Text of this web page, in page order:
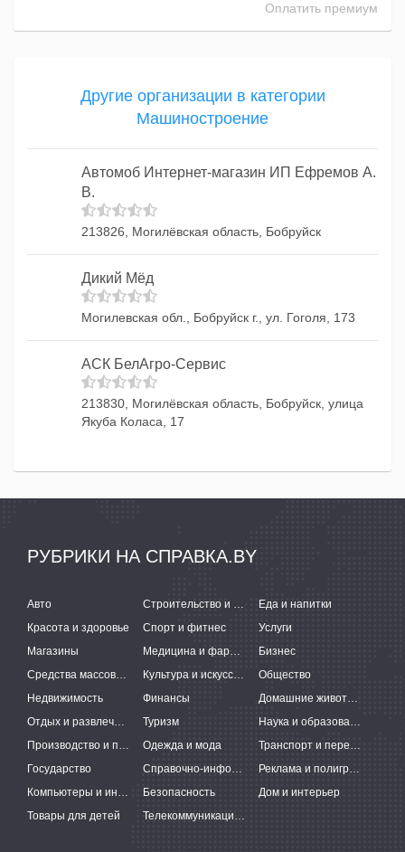
Оплатить премиум
Другие организации в категории
Машиностроение
Автомоб Интернет-магазин ИП Ефремов А.
В.
213826, Могилёвская область, Бобруйск
Дикий Мёд
Могилевская обл., Бобруйск г., ул. Гоголя, 173
АСК БелАгро-Сервис
213830, Могилёвская область, Бобруйск, улица
Якуба Коласа, 17
РУБРИКИ НА СПРАВКА.BY
Авто Строительство и ремонт
Еда и напитки
Красота и здоровье
Спорт и фитнес
Услуги
Магазины
Медицина и фармацевтика
Бизнес
Средства массовой информации
Культура и искусство
Общество
Недвижимость
Финансы
Домашние животные
Отдых и развлечения
Туризм
Наука и образование
Производство и поставки
Одежда и мода
Транспорт и перевозки
Государство
Справочно-информационные системы
Реклама и полиграфия
Компьютеры и интернет
Безопасность
Дом и интерьер
Товары для детей
Телекоммуникации и связь